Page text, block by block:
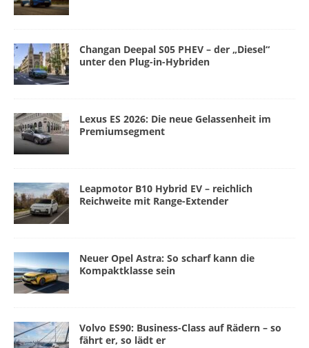
Changan Deepal S05 PHEV – der „Diesel“
unter den Plug-in-Hybriden
Lexus ES 2026: Die neue Gelassenheit im
Premiumsegment
Leapmotor B10 Hybrid EV – reichlich
Reichweite mit Range-Extender
Neuer Opel Astra: So scharf kann die
Kompaktklasse sein
Volvo ES90: Business-Class auf Rädern – so
fährt er, so lädt er